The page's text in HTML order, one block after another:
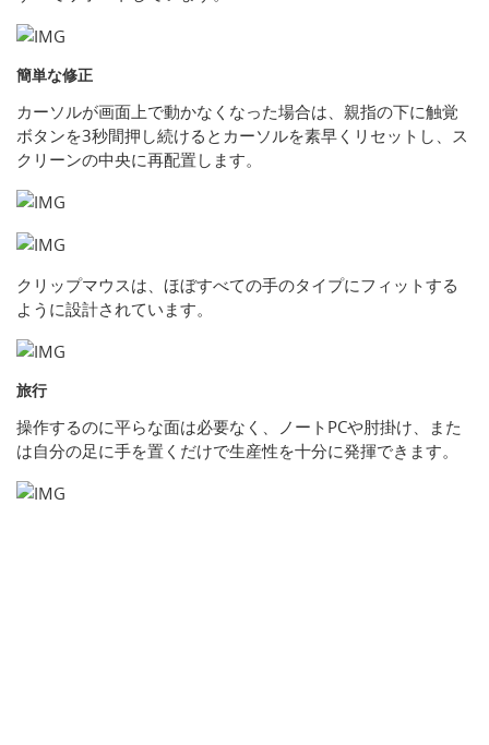
簡単な修正
カーソルが画面上で動かなくなった場合は、親指の下に触覚
ボタンを3秒間押し続けるとカーソルを素早くリセットし、ス
クリーンの中央に再配置します。
クリップマウスは、ほぼすべての手のタイプにフィットする
ように設計されています。
旅行
操作するのに平らな面は必要なく、ノートPCや肘掛け、また
は自分の足に手を置くだけで生産性を十分に発揮できます。